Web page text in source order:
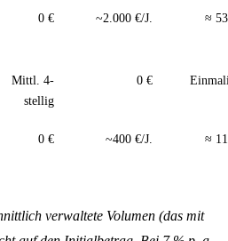
0 € ~2.000 €/J. ≈
Mittl. 4-
stellig
0 €
0 € ~400 €/J. ≈
verwaltete Volumen (das mit